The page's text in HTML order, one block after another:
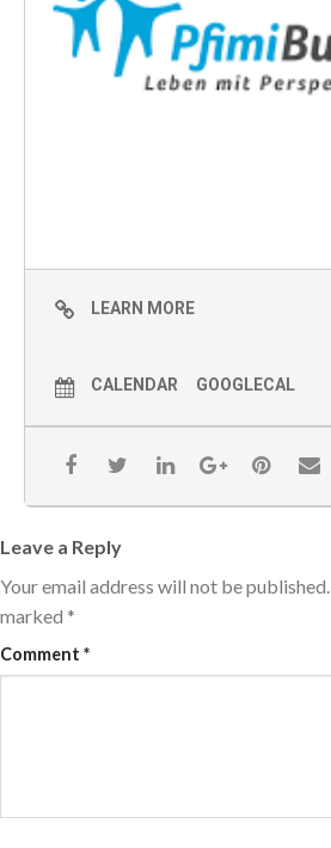
LEARN MORE
CALENDAR GOOGLECAL
Leave a Reply
Your email address will not be published.
marked *
Comment *